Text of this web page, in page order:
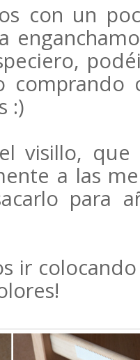
con un
comprando
:)
visillo,
a las
para
ir